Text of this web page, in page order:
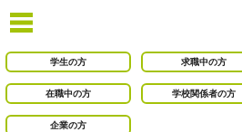
学生の方 求職中の方
在職中の方 学校関係者の方
企業の方